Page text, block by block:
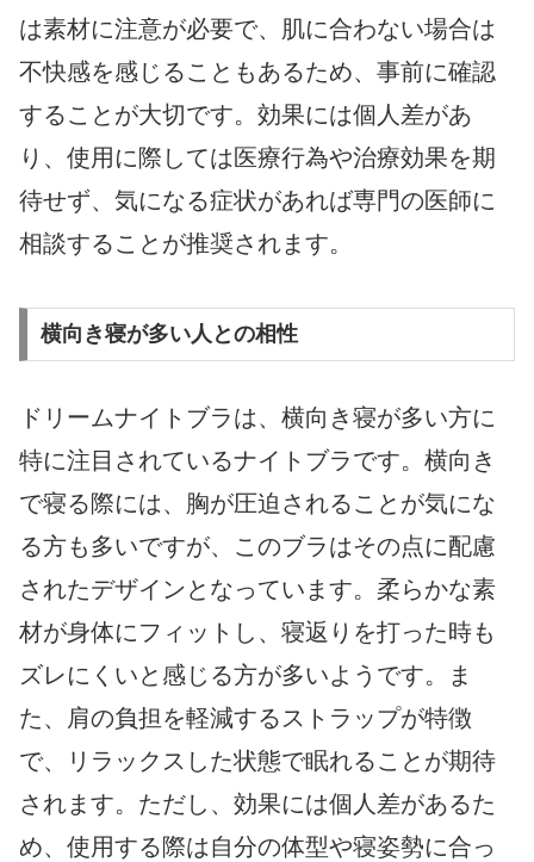
は素材に注意が必要で、肌に合わない場合は
不快感を感じることもあるため、事前に確認
することが大切です。効果には個人差があ
り、使用に際しては医療行為や治療効果を期
待せず、気になる症状があれば専門の医師に
相談することが推奨されます。
横向き寝が多い人との相性
ドリームナイトブラは、横向き寝が多い方に
特に注目されているナイトブラです。横向き
で寝る際には、胸が圧迫されることが気にな
る方も多いですが、このブラはその点に配慮
されたデザインとなっています。柔らかな素
材が身体にフィットし、寝返りを打った時も
ズレにくいと感じる方が多いようです。ま
た、肩の負担を軽減するストラップが特徴
で、リラックスした状態で眠れることが期待
されます。ただし、効果には個人差があるた
め、使用する際は自分の体型や寝姿勢に合っ